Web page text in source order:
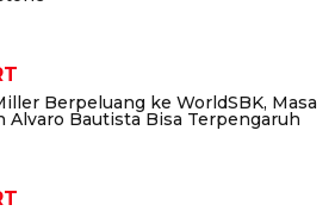
Berpeluang ke WorldSBK, Masa
Alvaro Bautista Bisa Terpengaruh